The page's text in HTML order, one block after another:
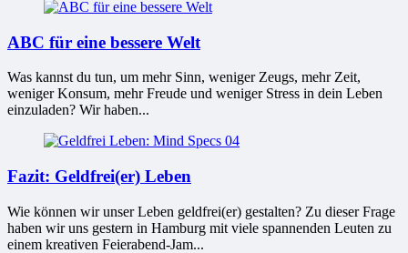
ABC für eine bessere Welt
Was kannst du tun, um mehr Sinn, weniger Zeugs, mehr Zeit,
weniger Konsum, mehr Freude und weniger Stress in dein Leben
einzuladen? Wir haben...
Fazit: Geldfrei(er) Leben
Wie können wir unser Leben geldfrei(er) gestalten? Zu dieser Frage
haben wir uns gestern in Hamburg mit viele spannenden Leuten zu
einem kreativen Feierabend-Jam...